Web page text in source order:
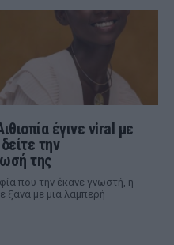
έγινε viral με
την
της
που την έκανε γνωστή, η
ξανά με μια λαμπερή